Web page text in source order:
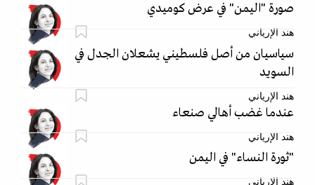
صورة "اليمن" في عرض كوميدي
هند الإرياني
سياسيان من أصل فلسطيني يشعلان الجدل في
السويد
هند الإرياني
عندما غضب أهالي صنعاء
هند الإرياني
"ثورة النساء" في اليمن
هند الإرياني